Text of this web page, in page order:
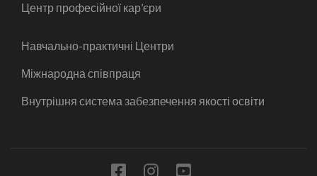
Центр професійної кар’єри
Навчально-практичні Центри
Міжнародна співпраця
Внутрішня система забезпечення якості освіти